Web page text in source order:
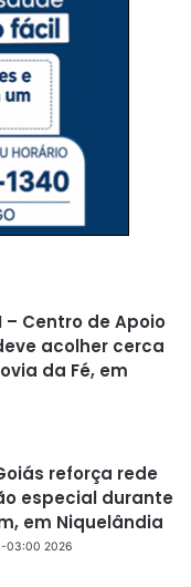
– Centro de Apoio
acolher cerca
da Fé, em
reforça rede
especial durante
em Niquelândia
03:00 2026